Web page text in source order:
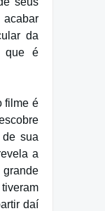
da
que é
filme é
sua
a
daí